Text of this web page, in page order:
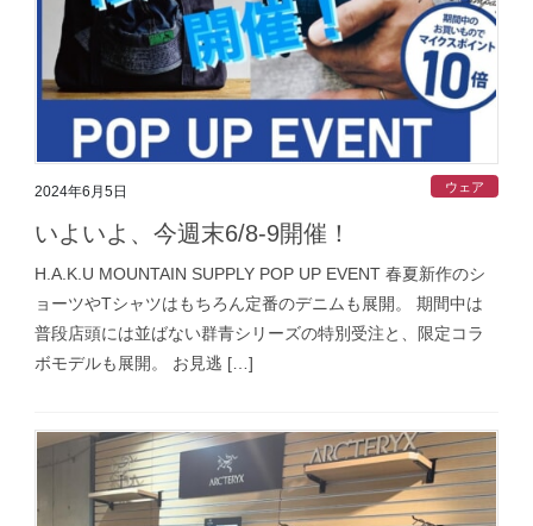
2024年6月5日 ウェア
いよいよ、今週末6/8-9開催！
H.A.K.U MOUNTAIN SUPPLY POP UP EVENT 春夏新作のシ
ョーツやTシャツはもちろん定番のデニムも展開。 期間中は
普段店頭には並ばない群青シリーズの特別受注と、限定コラ
ボモデルも展開。 お見逃 […]